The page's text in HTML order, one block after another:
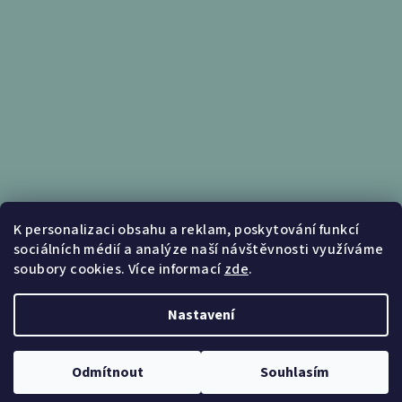
K personalizaci obsahu a reklam, poskytování funkcí
sociálních médií a analýze naší návštěvnosti využíváme
soubory cookies. Více informacízde.
Nastavení
Odmítnout Souhlasím
Informace pro vás
Obchodní podmínky
Upravit nastavení cookies
Vytvořil Shoptet